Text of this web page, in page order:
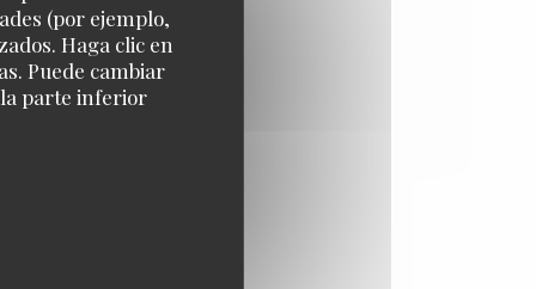
(por ejemplo,
Haga clic en
Puede cambiar
la parte inferior
: 4/5
L